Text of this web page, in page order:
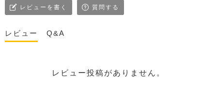
レビューを書く 質問する
レビュー Q&A
レビュー投稿がありません。